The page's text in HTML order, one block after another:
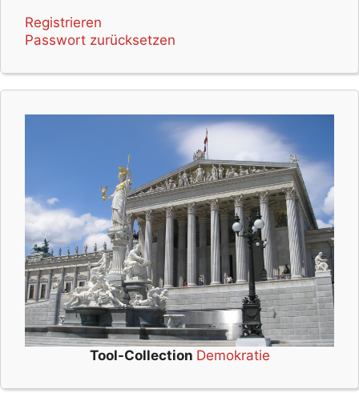
Registrieren
Passwort zurücksetzen
Tool-Collection Demokratie